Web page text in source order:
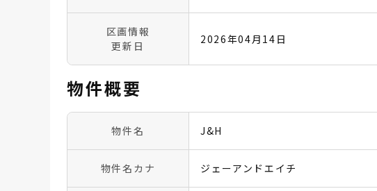
区画情報
更新日
2026年04月14日
物件概要
物件名 J&H
物件名カナ ジェーアンドエイチ